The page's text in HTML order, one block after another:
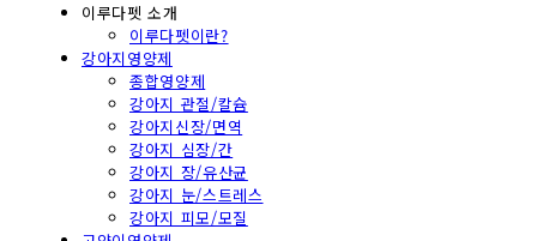
이루다펫 소개
이루다펫이란?
강아지영양제
종합영양제
강아지 관절/칼슘
강아지신장/면역
강아지 심장/간
강아지 장/유산균
강아지 눈/스트레스
강아지 피모/모질